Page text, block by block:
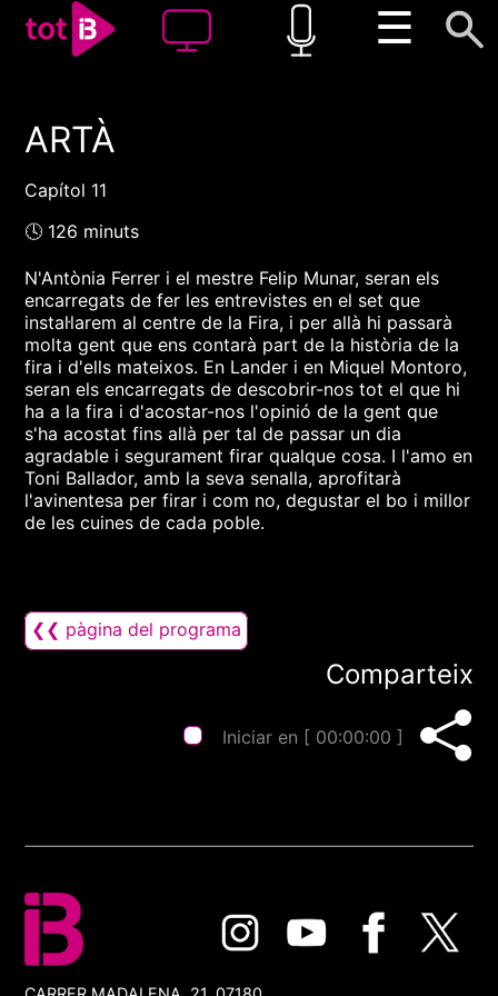
☰
00:00
ARTÀ
Capítol 11
🕓 126 minuts
N'Antònia Ferrer i el mestre Felip Munar, seran els
encarregats de fer les entrevistes en el set que
instal·larem al centre de la Fira, i per allà hi passarà
molta gent que ens contarà part de la història de la
fira i d'ells mateixos. En Lander i en Miquel Montoro,
seran els encarregats de descobrir-nos tot el que hi
ha a la fira i d'acostar-nos l'opinió de la gent que
s'ha acostat fins allà per tal de passar un dia
agradable i segurament firar qualque cosa. I l'amo en
Toni Ballador, amb la seva senalla, aprofitarà
l'avinentesa per firar i com no, degustar el bo i millor
de les cuines de cada poble.
❮❮ pàgina del programa
Comparteix
Iniciar en [ 00:00:00 ]